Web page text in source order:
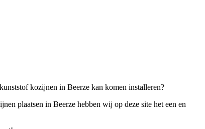
kozijnen in Beerze kan komen installeren?
plaatsen in Beerze hebben wij op deze site het een en